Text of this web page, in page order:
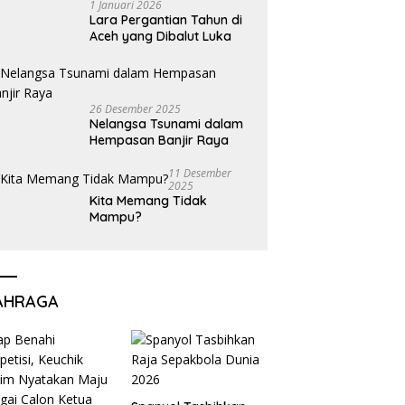
1 Januari 2026
Lara Pergantian Tahun di
Aceh yang Dibalut Luka
26 Desember 2025
Nelangsa Tsunami dalam
Hempasan Banjir Raya
11 Desember
2025
Kita Memang Tidak
Mampu?